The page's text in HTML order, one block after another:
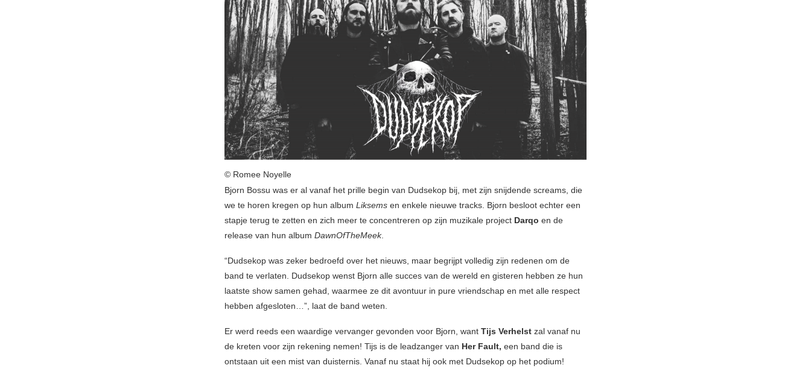
© Romee Noyelle
Bjorn Bossu was er al vanaf het prille begin van Dudsekop bij, met zijn snijdende screams, die
we te horen kregen op hun album Liksems en enkele nieuwe tracks. Bjorn besloot echter een
stapje terug te zetten en zich meer te concentreren op zijn muzikale project Darqo en de
release van hun album DawnOfTheMeek.
“Dudsekop was zeker bedroefd over het nieuws, maar begrijpt volledig zijn redenen om de
band te verlaten. Dudsekop wenst Bjorn alle succes van de wereld en gisteren hebben ze hun
laatste show samen gehad, waarmee ze dit avontuur in pure vriendschap en met alle respect
hebben afgesloten…”, laat de band weten.
Er werd reeds een waardige vervanger gevonden voor Bjorn, want Tijs Verhelst zal vanaf nu
de kreten voor zijn rekening nemen! Tijs is de leadzanger van Her Fault, een band die is
ontstaan ​​uit een mist van duisternis. Vanaf nu staat hij ook met Dudsekop op het podium!